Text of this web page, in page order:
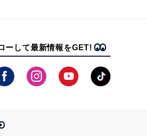
ーして最新情報をGET!